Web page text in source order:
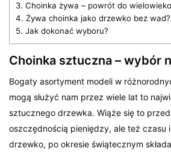
3. Choinka żywa – powrót do
4. Żywa choinka jako drzewko bez wad?
5. Jak dokonać wyboru?
Choinka sztuczna – wybór
Bogaty asortyment modeli w
mogą służyć nam przez wiele lat to
sztucznego drzewka. Wiąże się to
oszczędnością pieniędzy, ale też czasu
drzewko, po okresie świątecznym